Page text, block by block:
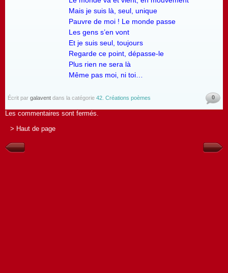
Mais je suis là, seul, unique
Pauvre de moi ! Le monde passe
Les gens s’en vont
Et je suis seul, toujours
Regarde ce point, dépasse-le
Plus rien ne sera là
Même pas moi, ni toi…
Écrit par galavent dans la catégorie 42. Créations poèmes 0
Les commentaires sont fermés.
> Haut de page